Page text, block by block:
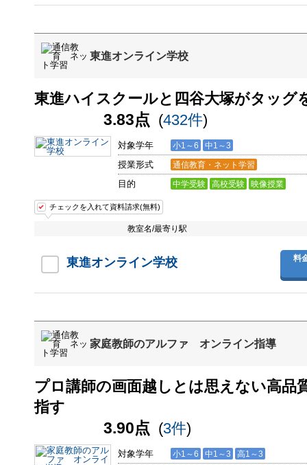
東進オンライン学校
東進ハイスクールと四谷大塚がタッグ
3.83点 (432件)
対象学年 小1～6 中1～3
授業形式 通信教育・ネット学習
目的 中学受験 高校受験 映像授業
チェックを入れて資料請求(無料)
教室名/最寄り駅
東進オンライン学校
料
家庭教師のアルファ オンライン指導
プロ講師の画面越しとは思えない高品
指す
3.90点 (3件)
対象学年 小1～6 中1～3 高1～3